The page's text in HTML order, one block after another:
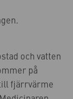
och vatten
på
fjärrvärme